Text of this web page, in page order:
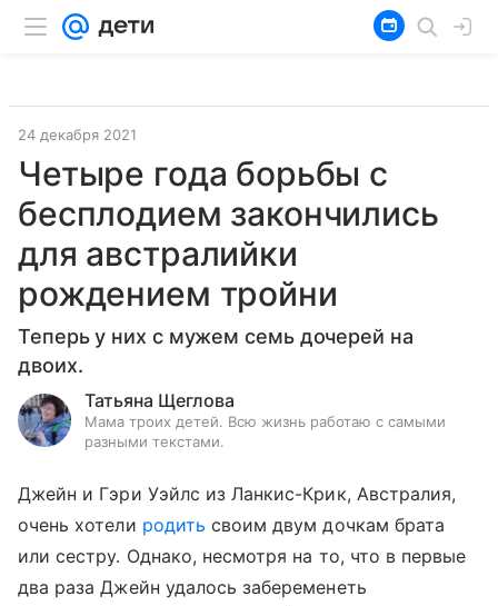
24 декабря 2021
Четыре года борьбы с
бесплодием закончились
для австралийки
рождением тройни
Теперь у них с мужем семь дочерей на
двоих.
Татьяна Щеглова
Мама троих детей. Всю жизнь работаю с самыми
разными текстами.
Джейн и Гэри Уэйлс из Ланкис-Крик, Австралия,
очень хотели родить своим двум дочкам брата
или сестру. Однако, несмотря на то, что в первые
два раза Джейн удалось забеременеть